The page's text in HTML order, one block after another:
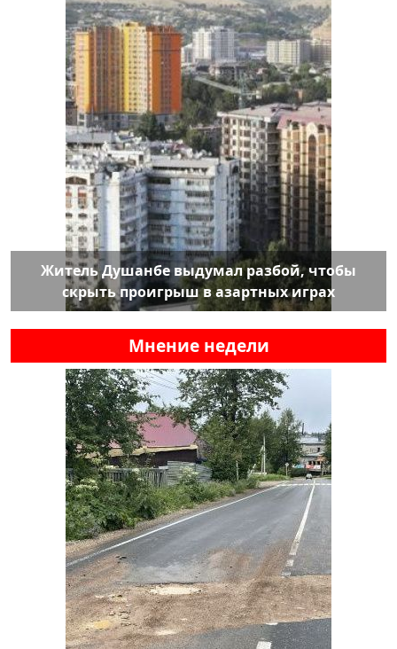
Житель Душанбе выдумал разбой, чтобы
скрыть проигрыш в азартных играх
Мнение недели